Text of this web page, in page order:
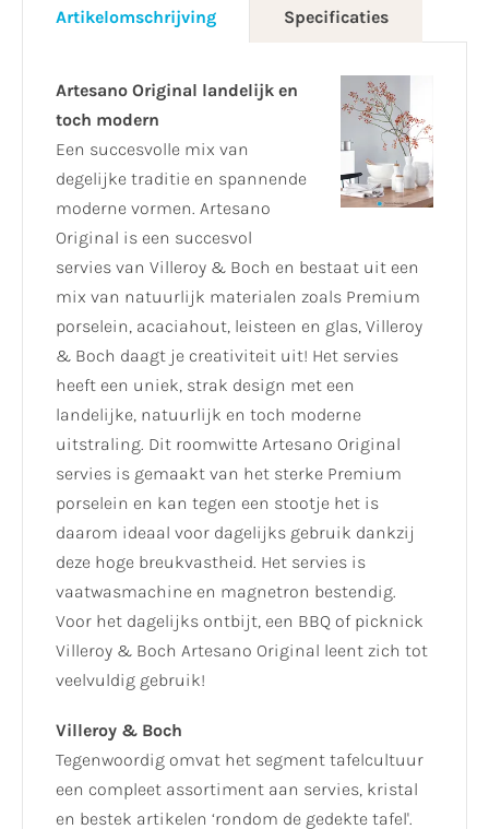
Artikelomschrijving Specificaties
Artesano Original landelijk en
toch modern
Een succesvolle mix van
degelijke traditie en spannende
moderne vormen. Artesano
Original is een succesvol
servies van Villeroy & Boch en bestaat uit een
mix van natuurlijk materialen zoals Premium
porselein, acaciahout, leisteen en glas, Villeroy
& Boch daagt je creativiteit uit! Het servies
heeft een uniek, strak design met een
landelijke, natuurlijk en toch moderne
uitstraling. Dit roomwitte Artesano Original
servies is gemaakt van het sterke Premium
porselein en kan tegen een stootje het is
daarom ideaal voor dagelijks gebruik dankzij
deze hoge breukvastheid. Het servies is
vaatwasmachine en magnetron bestendig.
Voor het dagelijks ontbijt, een BBQ of picknick
Villeroy & Boch Artesano Original leent zich tot
veelvuldig gebruik!
Villeroy & Boch
Tegenwoordig omvat het segment tafelcultuur
een compleet assortiment aan servies, kristal
en bestek artikelen ‘rondom de gedekte tafel'.